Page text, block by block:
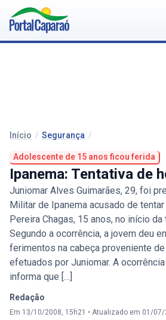
Início / Segurança /
Adolescente de 15 anos ficou ferida
Ipanema: Tentativa de
Juniomar Alves Guimarães, 29, foi
Militar de Ipanema acusado de
Pereira Chagas, 15 anos, no início
Segundo a ocorrência, a jovem deu
ferimentos na cabeça proveniente
efetuados por Juniomar. A
informa que […]
Redação
Em 13/10/2008, 15h21 • Atualizado em 01/07/